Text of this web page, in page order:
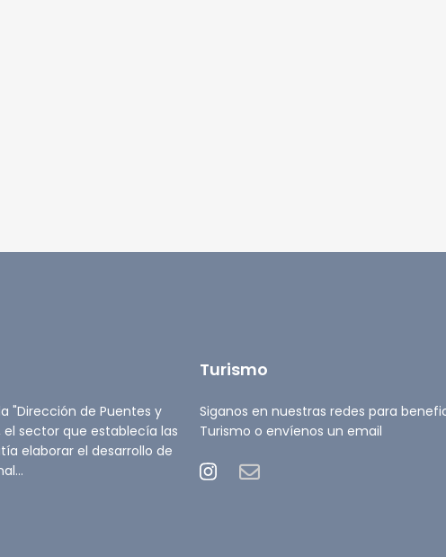
"Dirección de Puentes y
sector que establecía las
elaborar el desarrollo de
Turismo
Siganos en nuestras redes para
Turismo o envíenos un email